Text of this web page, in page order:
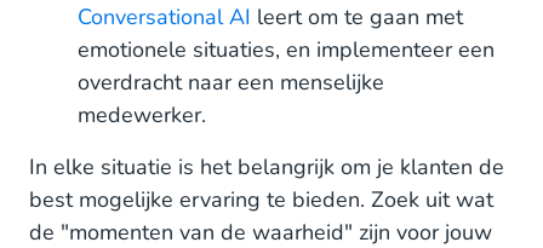
Conversational AI leert om te gaan met
emotionele situaties, en implementeer een
overdracht naar een menselijke
medewerker.
In elke situatie is het belangrijk om je klanten de
best mogelijke ervaring te bieden. Zoek uit wat
de "momenten van de waarheid" zijn voor jouw